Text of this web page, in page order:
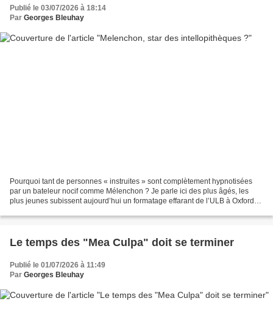
Publié le 03/07/2026 à 18:14
Par Georges Bleuhay
Pourquoi tant de personnes « instruites » sont complètement hypnotisées
par un bateleur nocif comme Mélenchon ? Je parle ici des plus âgés, les
plus jeunes subissent aujourd’hui un formatage effarant de l’ULB à Oxford
Le temps des "Mea Culpa" doit se terminer
Publié le 01/07/2026 à 11:49
Par Georges Bleuhay